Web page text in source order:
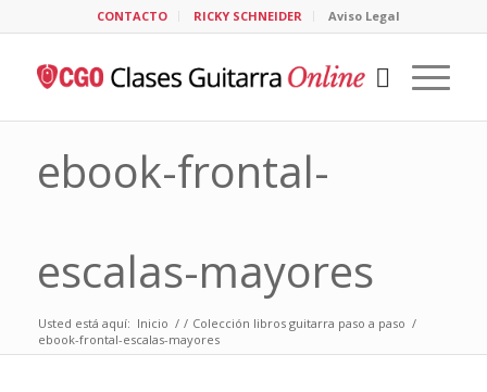
CONTACTO RICKY SCHNEIDER Aviso Legal
ebook-frontal-
escalas-mayores
Usted está aquí: Inicio / / Colección libros guitarra paso a paso /
ebook-frontal-escalas-mayores